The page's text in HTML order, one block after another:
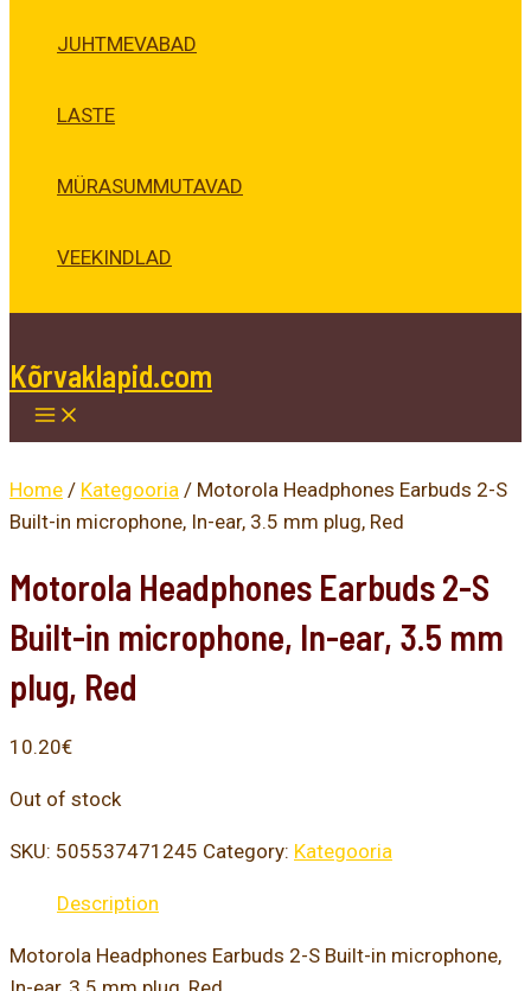
JUHTMEVABAD
LASTE
MÜRASUMMUTAVAD
VEEKINDLAD
Kõrvaklapid.com
Home / Kategooria / Motorola Headphones Earbuds 2-S
Built-in microphone, In-ear, 3.5 mm plug, Red
Motorola Headphones Earbuds 2-S
Built-in microphone, In-ear, 3.5 mm
plug, Red
10.20€
Out of stock
SKU: 505537471245 Category: Kategooria
Description
Motorola Headphones Earbuds 2-S Built-in microphone,